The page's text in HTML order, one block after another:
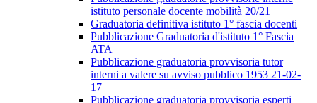
istituto personale docente mobilità 20/21
Graduatoria definitiva istituto 1° fascia docenti
Pubblicazione Graduatoria d'istituto 1° Fascia
ATA
Pubblicazione graduatoria provvisoria tutor
interni a valere su avviso pubblico 1953 21-02-
17
Pubblicazione graduatoria provvisoria esperti